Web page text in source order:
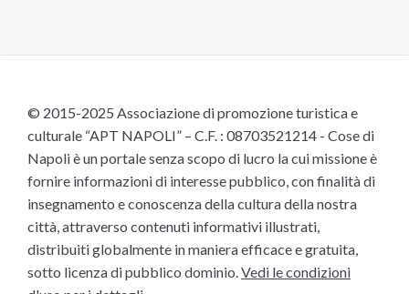
© 2015-2025 Associazione di promozione turistica e
culturale “APT NAPOLI” – C.F. : 08703521214 - Cose di
Napoli è un portale senza scopo di lucro la cui missione è
fornire informazioni di interesse pubblico, con finalità di
insegnamento e conoscenza della cultura della nostra
città, attraverso contenuti informativi illustrati,
distribuiti globalmente in maniera efficace e gratuita,
sotto licenza di pubblico dominio.Vedi le condizioni